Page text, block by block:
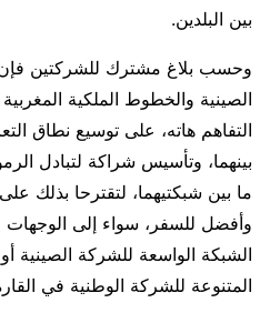
بين البلدين.
وحسب بلاغ مشترك للشركتين
الصينية والخطوط الملكية
التفاهم هاته، على توسيع نطاق
بينهما، وتأسيس شراكة لتبادل
ما بين شبكتيهما، لتقترحا بذلك
وأفضل للسفر، سواء إلى الوجهات
الشبكة الواسعة للشركة الصينية
المتنوعة للشركة الوطنية في